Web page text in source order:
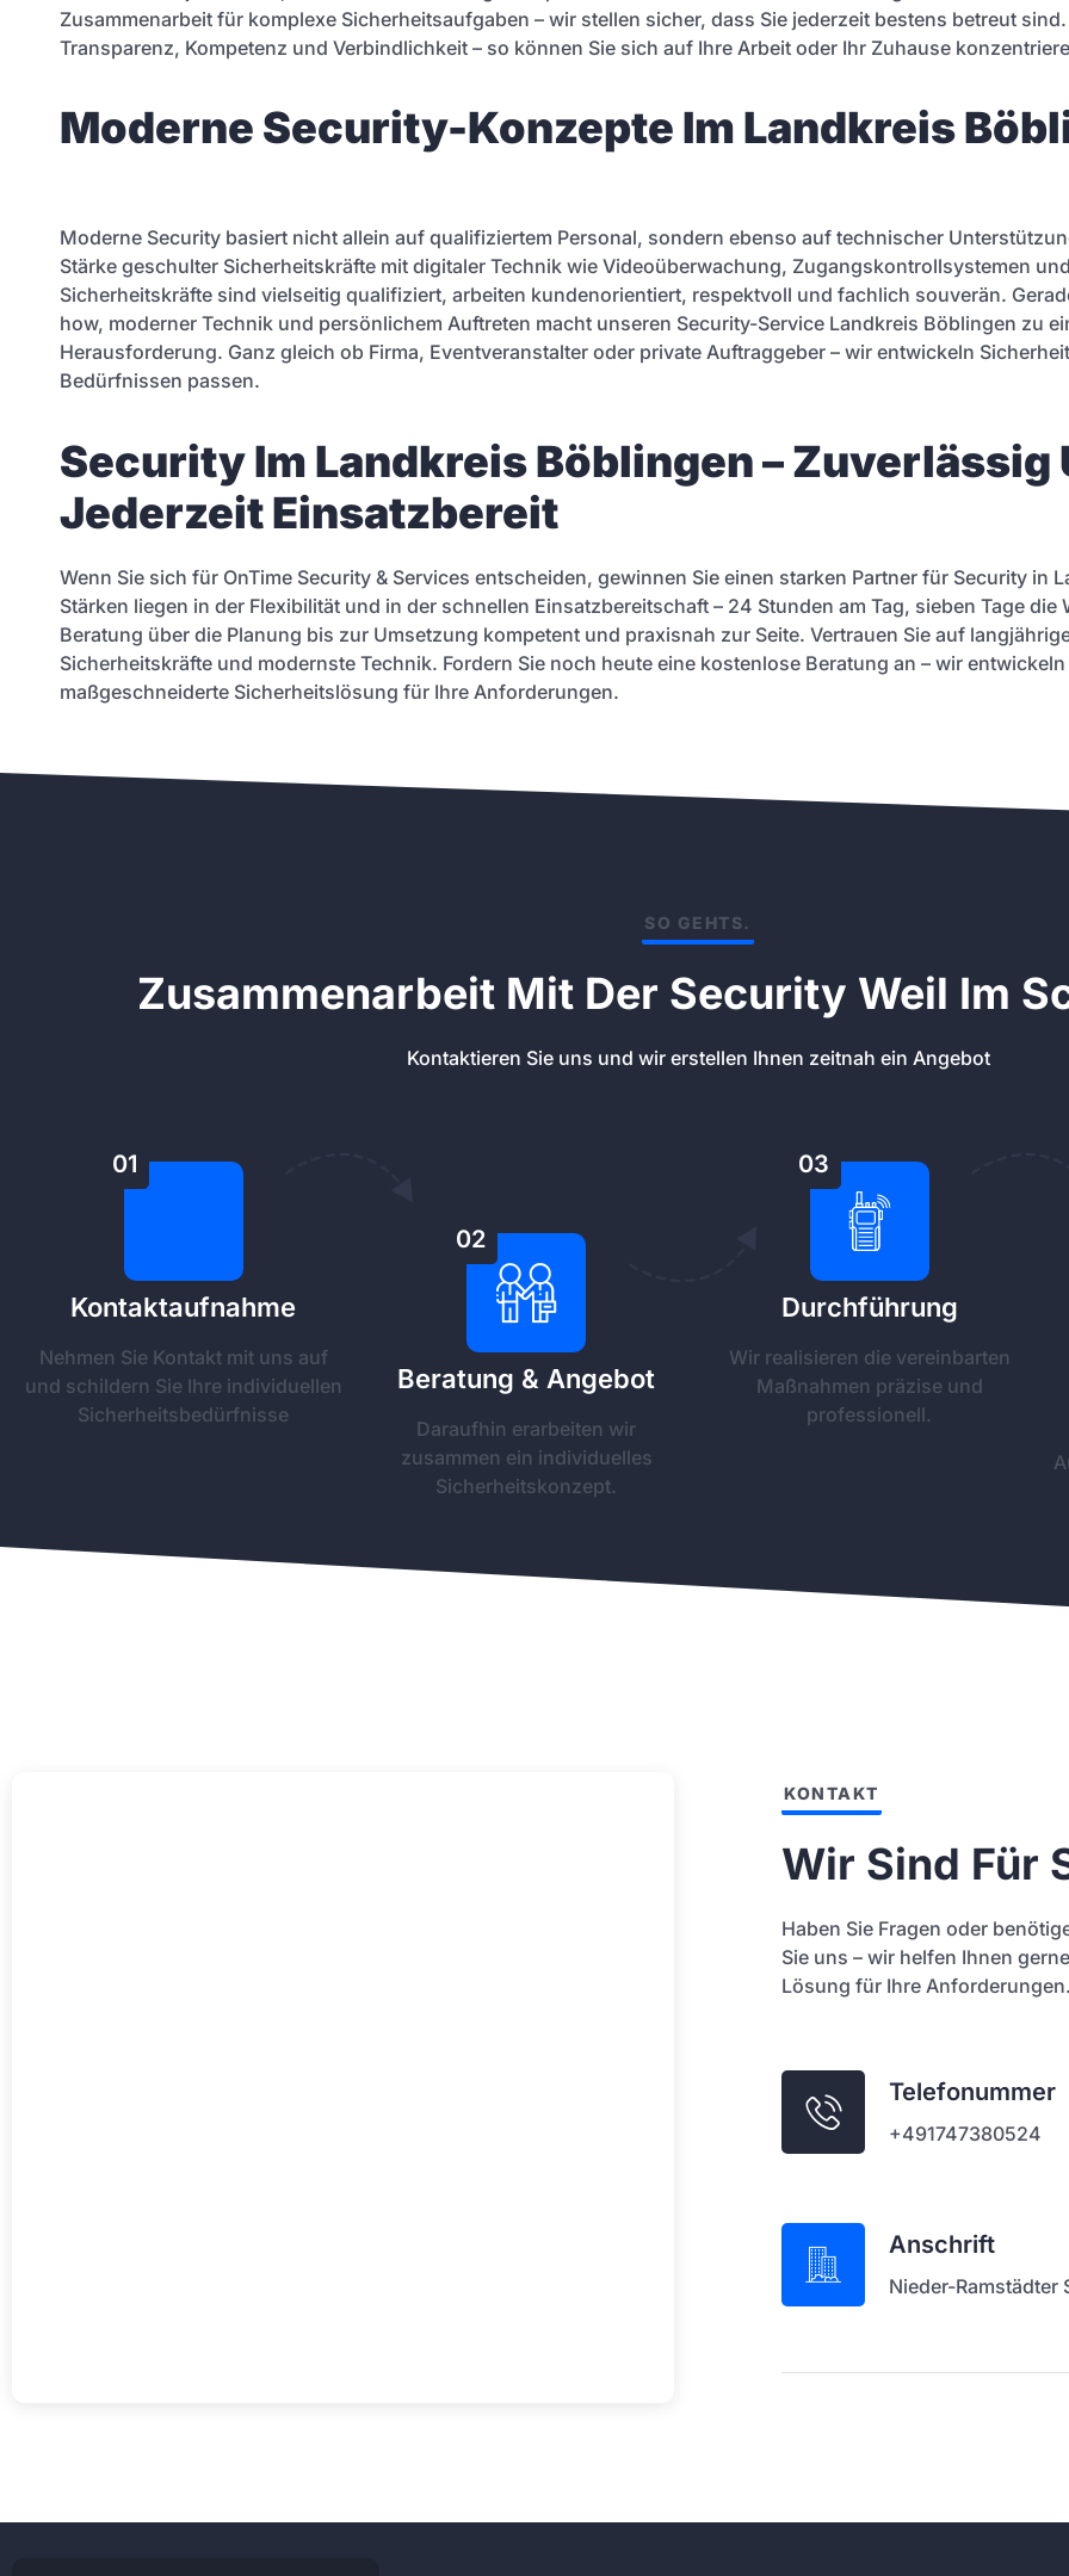
Zusammenarbeit für komplexe Sicherheitsaufgaben – wir stellen sicher, dass Sie jederzeit bestens betreut
Transparenz, Kompetenz und Verbindlichkeit – so können Sie sich auf Ihre Arbeit oder Ihr Zuhause
Moderne Security-Konzepte Im Landkreis
Moderne Security basiert nicht allein auf qualifiziertem Personal, sondern ebenso auf technischer
Stärke geschulter Sicherheitskräfte mit digitaler Technik wie Videoüberwachung, Zugangskontrollsystemen
Sicherheitskräfte sind vielseitig qualifiziert, arbeiten kundenorientiert, respektvoll und fachlich souverän.
how, moderner Technik und persönlichem Auftreten macht unseren Security-Service Landkreis Böblingen zu
Herausforderung. Ganz gleich ob Firma, Eventveranstalter oder private Auftraggeber – wir entwickeln
Bedürfnissen passen.
Security Im Landkreis Böblingen – Zuverlässig
Jederzeit Einsatzbereit
Wenn Sie sich für OnTime Security & Services entscheiden, gewinnen Sie einen starken Partner für Security in
Stärken liegen in der Flexibilität und in der schnellen Einsatzbereitschaft – 24 Stunden am Tag, sieben Tage
Beratung über die Planung bis zur Umsetzung kompetent und praxisnah zur Seite. Vertrauen Sie auf
Sicherheitskräfte und modernste Technik. Fordern Sie noch heute eine kostenlose Beratung an – wir
maßgeschneiderte Sicherheitslösung für Ihre Anforderungen.
SO GEHTS.
Zusammenarbeit Mit Der Security Weil Im
Kontaktieren Sie uns und wir erstellen Ihnen zeitnah ein Angebot
01
Kontaktaufnahme
Nehmen Sie Kontakt mit uns auf
und schildern Sie Ihre individuellen
Sicherheitsbedürfnisse
02
Beratung & Angebot
Daraufhin erarbeiten wir
zusammen ein individuelles
Sicherheitskonzept.
03
Durchführung
Wir realisieren die vereinbarten
Maßnahmen präzise und
professionell.
KONTAKT
Wir Sind Für
Haben Sie Fragen oder
Sie uns – wir helfen Ihnen
Lösung für Ihre Anforderungen.
Telefonummer
+491747380524
Anschrift
Nieder-Ramstädter